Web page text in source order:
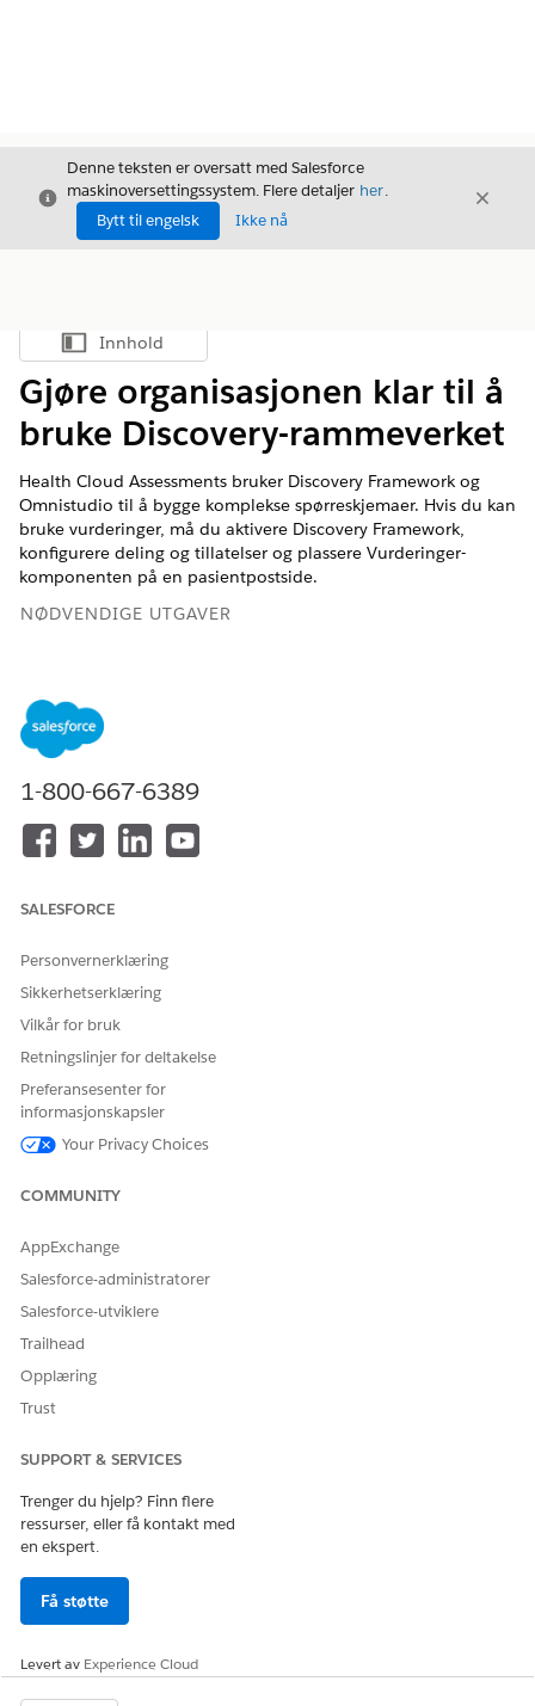
Avslutt
Denne teksten er oversatt med Salesforce
maskinoversettingssystem. Flere detaljer her.
Bytt til engelsk
Ikke nå
Avslutt
Vis innholdsfortegnelse
Innhold
Gjøre organisasjonen klar til å
bruke Discovery-rammeverket
Health Cloud Assessments bruker Discovery Framework og
Omnistudio til å bygge komplekse spørreskjemaer. Hvis du kan
bruke vurderinger, må du aktivere Discovery Framework,
konfigurere deling og tillatelser og plassere Vurderinger-
komponenten på en pasientpostside.
NØDVENDIGE UTGAVER
Tilgjengelig i
Cloud
Gjør organisasjonen klar til å bruke vurderinger
Legge til vurderingskomponenten på pasientsiden
La oss få vite det slik at vi kan forbedre!
1-800-667-6389
SALESFORCE
Personvernerklæring
Sikkerhetserklæring
Vilkår for bruk
Retningslinjer for deltakelse
Preferansesenter for
informasjonskapsler
Your Privacy Choices
COMMUNITY
AppExchange
Salesforce-administratorer
Salesforce-utviklere
Trailhead
Opplæring
Trust
SUPPORT & SERVICES
Trenger du hjelp? Finn flere
ressurser, eller få kontakt med
en ekspert.
Få støtte
Levert av Experience Cloud